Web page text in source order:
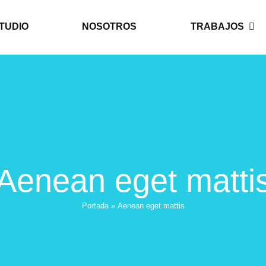
NOSOTROS TRABAJOS
eget
Portada» Aenean eget mattis